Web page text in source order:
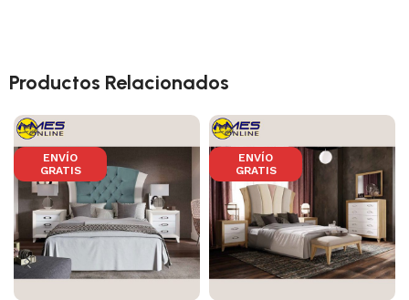
Productos Relacionados
ENVÍO
GRATIS
ENVÍO
GRATIS